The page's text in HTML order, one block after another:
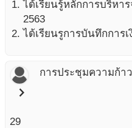
ได้เรียนรู้หลักการบริหา
2563
ได้เรียนรูการบันทึกการ
การประชุมความก้า
chevron_right
29